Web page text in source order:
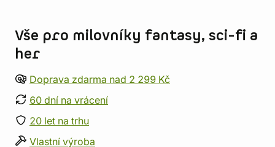
Vše pro milovníky fantasy, sci-fi a
her
Doprava zdarma nad 2 299 Kč
60 dní na vrácení
20 let na trhu
Vlastní výroba